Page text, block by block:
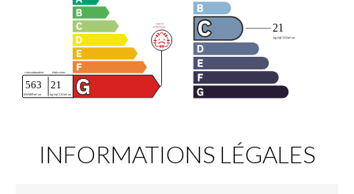
INFORMATIONS LÉGALES